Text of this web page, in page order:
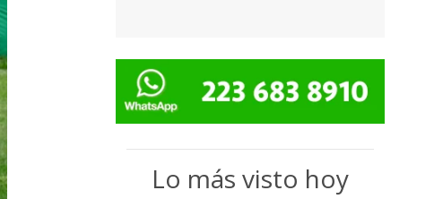
Lo más visto hoy